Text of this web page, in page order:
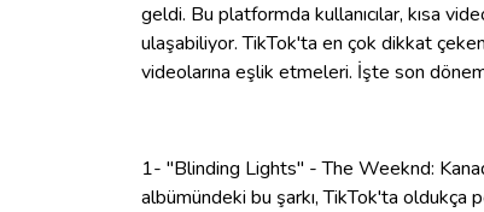
geldi. Bu platformda kullanıcılar, kısa
ulaşabiliyor. TikTok'ta en çok dikkat
videolarına eşlik etmeleri. İşte son
1- "Blinding Lights" - The Weeknd:
albümündeki bu şarkı, TikTok'ta oldukça